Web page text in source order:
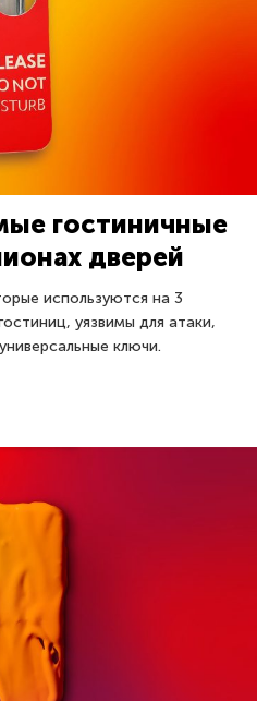
гостиничные
дверей
используются на 3
уязвимы для атаки,
ключи.